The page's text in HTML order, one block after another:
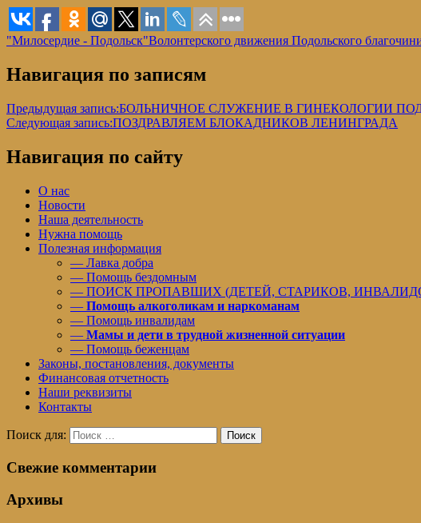
"Милосердие - Подольск"Волонтерского движения Подольского
Навигация по записям
Предыдущая запись:БОЛЬНИЧНОЕ СЛУЖЕНИЕ В ГИНЕКОЛОГИИ
Следующая запись:ПОЗДРАВЛЯЕМ БЛОКАДНИКОВ ЛЕНИНГРАДА
Навигация по сайту
О нас
Новости
Наша деятельность
Нужна помощь
Полезная информация
— Лавка добра
— Помощь бездомным
— ПОИСК ПРОПАВШИХ (ДЕТЕЙ, СТАРИКОВ,
— Помощь алкоголикам и наркоманам
— Помощь инвалидам
— Мамы и дети в трудной жизненной ситуации
— Помощь беженцам
Законы, постановления, документы
Финансовая отчетность
Наши реквизиты
Контакты
Поиск для: Поиск
Свежие комментарии
Архивы